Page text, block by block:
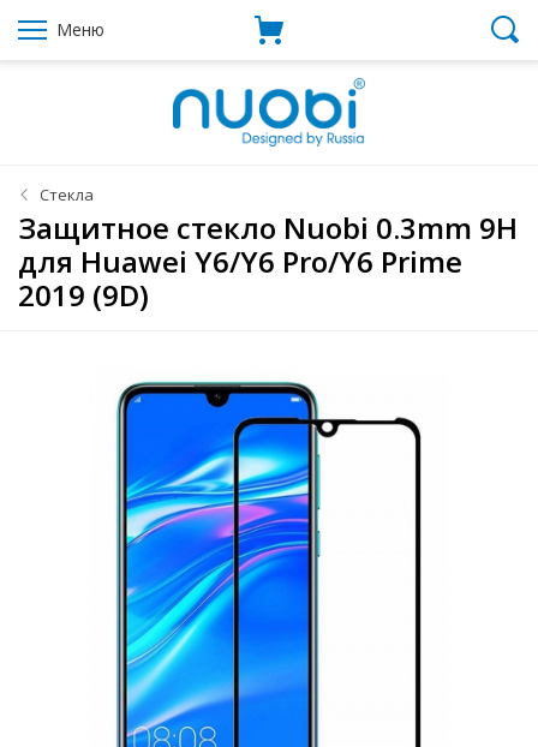
Меню
Стекла
Защитное стекло Nuobi 0.3mm 9H
для Huawei Y6/Y6 Pro/Y6 Prime
2019 (9D)